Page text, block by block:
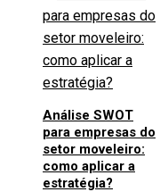
Análise SWOT
para empresas do
setor moveleiro:
como aplicar a
estratégia?